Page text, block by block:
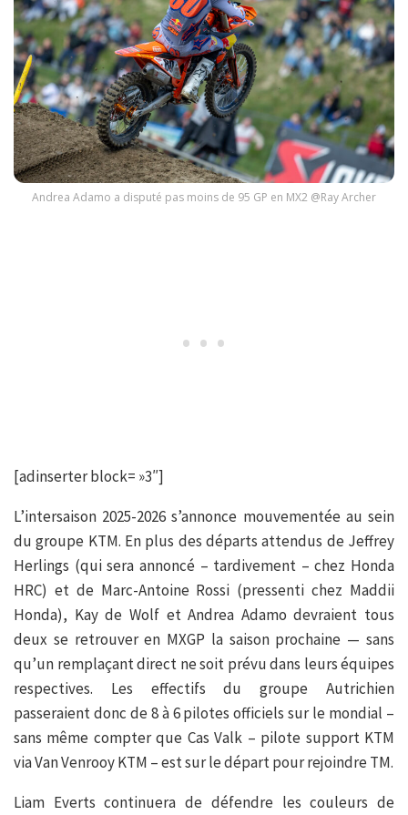
Andrea Adamo a disputé pas moins de 95 GP en MX2 @Ray Archer
[adinserter block= »3″]
L’intersaison 2025-2026 s’annonce mouvementée au sein
du groupe KTM. En plus des départs attendus de Jeffrey
Herlings (qui sera annoncé – tardivement – chez Honda
HRC) et de Marc-Antoine Rossi (pressenti chez Maddii
Honda), Kay de Wolf et Andrea Adamo devraient tous
deux se retrouver en MXGP la saison prochaine — sans
qu’un remplaçant direct ne soit prévu dans leurs équipes
respectives. Les effectifs du groupe Autrichien
passeraient donc de 8 à 6 pilotes officiels sur le mondial –
sans même compter que Cas Valk – pilote support KTM
via Van Venrooy KTM – est sur le départ pour rejoindre TM.
Liam Everts continuera de défendre les couleurs de